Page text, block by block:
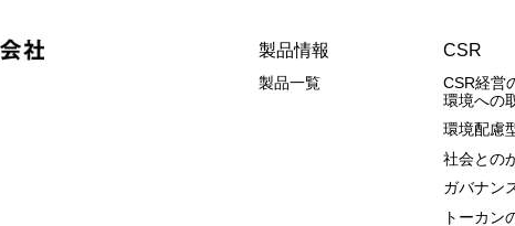
製品情報
製品一覧
CSR
CSR経営
環境への
環境配慮
社会との
ガバナン
トーカン